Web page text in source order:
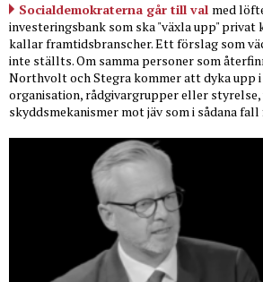
Socialdemokraterna går till val med
investeringsbank som ska "växla upp"
kallar framtidsbranscher. Ett förslag som
inte ställts. Om samma personer som
Northvolt och Stegra kommer att dyka upp i
organisation, rådgivargrupper eller styrelse,
skyddsmekanismer mot jäv som i sådana